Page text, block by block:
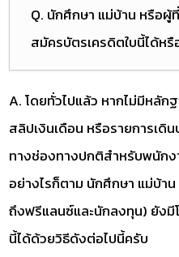
Q. นักศึกษา แม่บ้าน หรือผู้
สมัครบัตรเครดิตใบนี้ได้หรื
A. โดยทั่วไปแล้ว หากไม่มีหลัก
สลิปเงินเดือน หรือรายการเ
ทางช่องทางปกติสำหรับพนักง
อย่างไรก็ตาม นักศึกษา แม่บ้า
ถึงฟรีแลนซ์และนักลงทุน) ยังมี
นี้ได้ด้วยวิธีดังต่อไปนี้ครับ